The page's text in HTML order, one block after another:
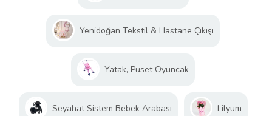
Yenidoğan Tekstil & Hastane Çıkışı
Yatak, Puset Oyuncak
Seyahat Sistem Bebek Arabası Lilyum